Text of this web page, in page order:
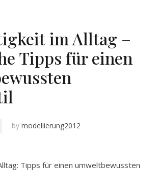
im Alltag –
Tipps für einen
by modellierung2012
Tipps für einen umweltbewussten